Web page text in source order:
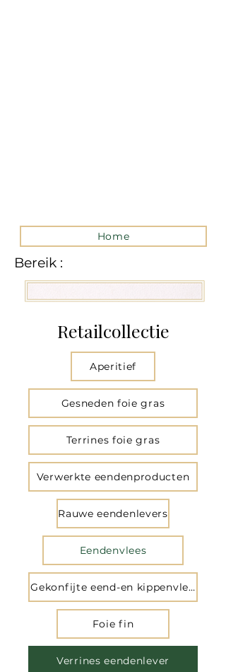
Home
Bereik :
Retailcollectie
Aperitief
Gesneden foie gras
Terrines foie gras
Verwerkte eendenproducten
Rauwe eendenlevers
Eendenvlees
Gekonfijte eend-en kippenvlees
Foie fin
Verrines eendenlever